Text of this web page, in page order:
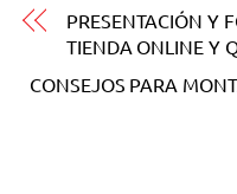
PRESENTACIÓN Y
TIENDA ONLINE Y
CONSEJOS PARA